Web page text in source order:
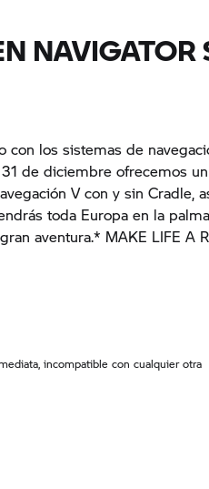
NAVIGATOR
con los sistemas de
de diciembre ofrecemos un
V con y sin Cradle,
toda Europa en la
aventura.* MAKE LIFE A
incompatible con cualquier otra